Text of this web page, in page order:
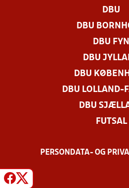
DBU
DBU
DBU FYN
DBU
DBU
DBU LOLLAND-
DBU
FUTSAL
PERSONDATA- OG